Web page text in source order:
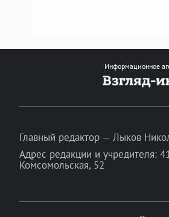
Информационное
Главный редактор — Лыков
Адрес редакции и учредителя:
Комсомольская, 52